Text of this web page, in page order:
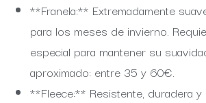
**Franela:** Extremadamente
para los meses de invierno.
especial para mantener su
aproximado: entre 35 y 60€.
**Fleece:** Resistente, duradera y